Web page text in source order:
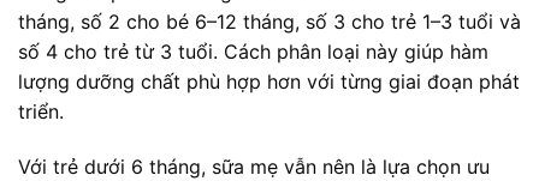
tháng, số 2 cho bé 6–12 tháng, số 3 cho trẻ 1–3 tuổi và
số 4 cho trẻ từ 3 tuổi. Cách phân loại này giúp hàm
lượng dưỡng chất phù hợp hơn với từng giai đoạn phát
triển.
Với trẻ dưới 6 tháng, sữa mẹ vẫn nên là lựa chọn ưu